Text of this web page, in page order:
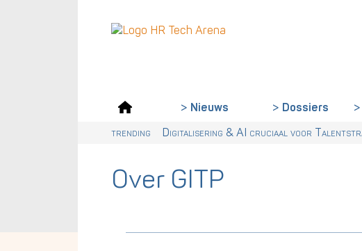
Nieuws Dossiers
trending
Digitalisering & AI cruciaal voor
Over GITP